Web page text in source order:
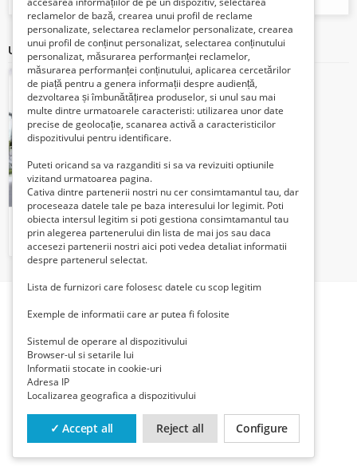
Ultimele articole ale acestui vânzător
Companie franceza angajeaza conducatori - auto categoria D pentru FRANTA
2000 Euro €
reclamelor de bază, crearea unui profil de reclame
personalizate, selectarea reclamelor personalizate, crearea
unui profil de conținut personalizat, selectarea conținutului
personalizat, măsurarea performanței reclamelor,
măsurarea performanței conținutului, aplicarea cercetărilor
de piață pentru a genera informații despre audiență,
dezvoltarea și îmbunătățirea produselor, si unul sau mai
multe dintre urmatoarele caracteristi: utilizarea unor date
precise de geolocație, scanarea activă a caracteristicilor
dispozitivului pentru identificare.
Puteti oricand sa va razganditi si sa va revizuiti optiunile
vizitand urmatoarea pagina.
Cativa dintre partenerii nostri nu cer consimtamantul tau, dar
proceseaza datele tale pe baza interesului lor legimit. Poti
obiecta intersul legitim si poti gestiona consimtamantul tau
prin alegerea partenerului din lista de mai jos sau daca
accesezi partenerii nostri aici poti vedea detaliat informatii
despre partenerul selectat.
Lista de furnizori care folosesc datele cu scop legitim
Exemple de informatii care ar putea fi folosite
Sistemul de operare al dispozitivului
Browser-ul si setarile lui
Informatii stocate in cookie-uri
Adresa IP
Localizarea geografica a dispozitivului
✓ Accept all Reject all Configure